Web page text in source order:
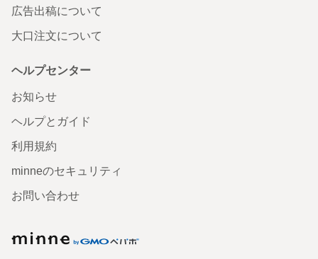
広告出稿について
大口注文について
ヘルプセンター
お知らせ
ヘルプとガイド
利用規約
minneのセキュリティ
お問い合わせ